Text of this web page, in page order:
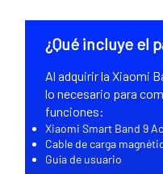
¿Qué incluye el
Al adquirir la Xiaomi
lo necesario para
funciones:
Xiaomi Smart Band 9
Cable de carga
Guía de usuario